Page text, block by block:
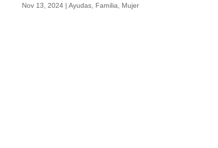
Nov 13, 2024| Ayudas, Familia Mujer